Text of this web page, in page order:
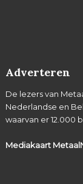
Adverteren
De lezers van
Nederlandse en
waarvan er 12.000
Mediakaart